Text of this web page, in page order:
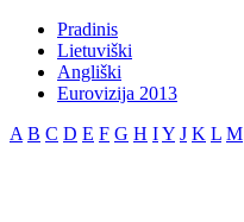
Pradinis
Lietuviški
Angliški
Eurovizija 2013
A B C D E F G H IY J K L M